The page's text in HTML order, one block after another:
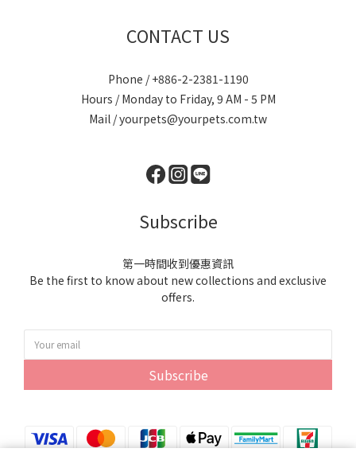
CONTACT US
Phone / +886-2-2381-1190
Hours / Monday to Friday, 9 AM - 5 PM
Mail / yourpets@yourpets.com.tw
Subscribe
第一時間收到優惠資訊
Be the first to know about new collections and exclusive
offers.
Subscribe